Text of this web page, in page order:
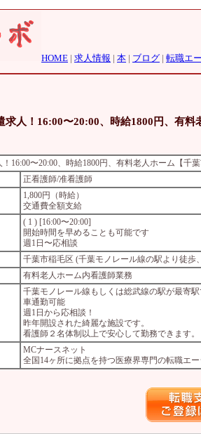
HOME | 求人情報 | 本 | ブログ | 転職エ
求人！16:00〜20:00、時給1800円、有
16:00〜20:00、時給1800円、有料老人ホーム【千
正看護師/准看護師
1,800円（時給）
交通費全額支給
( 1 ) [16:00〜20:00]
開始時間を早めることも可能です
週1日〜応相談
千葉市稲毛区 (千葉モノレール線の駅より徒歩
有料老人ホーム内看護師業務
千葉モノレール線もしくは総武線の駅が最寄
車通勤可能
週1日から応相談！
昨年開設された綺麗な施設です。
看護師２名体制以上で安心して勤務できます。
MCナースネット
全国14ヶ所に拠点を持つ医療界専門の転職エ